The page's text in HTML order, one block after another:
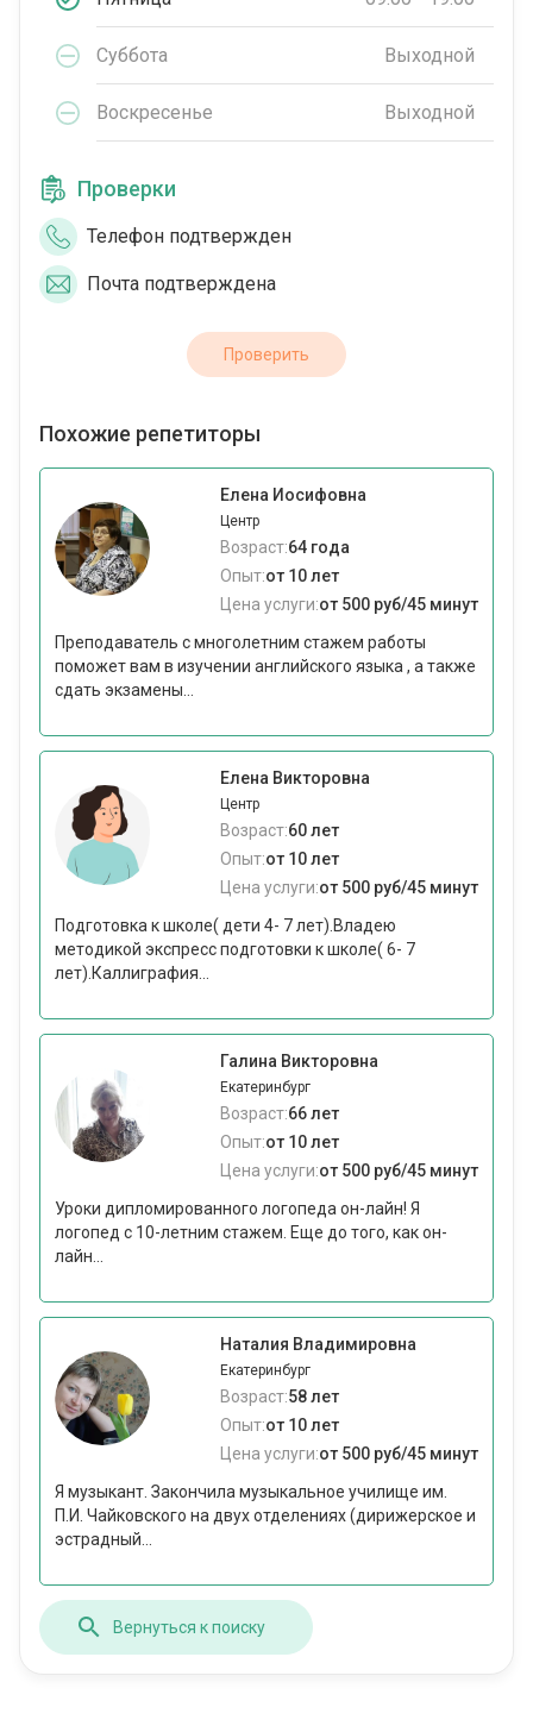
Суббота Выходной
Воскресенье Выходной
Проверки
Телефон подтвержден
Почта подтверждена
Проверить
Похожие репетиторы
Елена Иосифовна
Центр
Возраст:64 года
Опыт:от 10 лет
Цена услуги:от 500 руб/45 минут
Преподаватель с многолетним стажем работы
поможет вам в изучении английского языка , а также
сдать экзамены...
Елена Викторовна
Центр
Возраст:60 лет
Опыт:от 10 лет
Цена услуги:от 500 руб/45 минут
Подготовка к школе( дети 4- 7 лет).Владею
методикой экспресс подготовки к школе( 6- 7
лет).Каллиграфия...
Галина Викторовна
Екатеринбург
Возраст:66 лет
Опыт:от 10 лет
Цена услуги:от 500 руб/45 минут
Уроки дипломированного логопеда он-лайн! Я
логопед с 10-летним стажем. Еще до того, как он-
лайн...
Наталия Владимировна
Екатеринбург
Возраст:58 лет
Опыт:от 10 лет
Цена услуги:от 500 руб/45 минут
Я музыкант. Закончила музыкальное училище им.
П.И. Чайковского на двух отделениях (дирижерское и
эстрадный...
Вернуться к поиску